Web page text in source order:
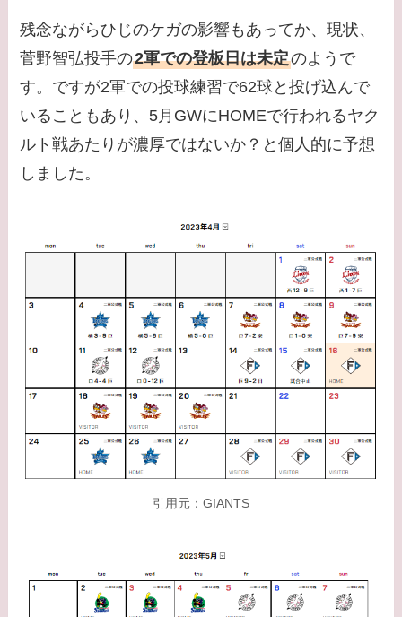
残念ながらひじのケガの影響もあってか、現状、
菅野智弘投手の2軍での登板日は未定のようで
す。ですが2軍での投球練習で62球と投げ込んで
いることもあり、5月GWにHOMEで行われるヤク
ルト戦あたりが濃厚ではないか？と個人的に予想
しました。
引用元：GIANTS